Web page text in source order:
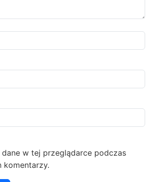
w tej przeglądarce podczas
komentarzy.